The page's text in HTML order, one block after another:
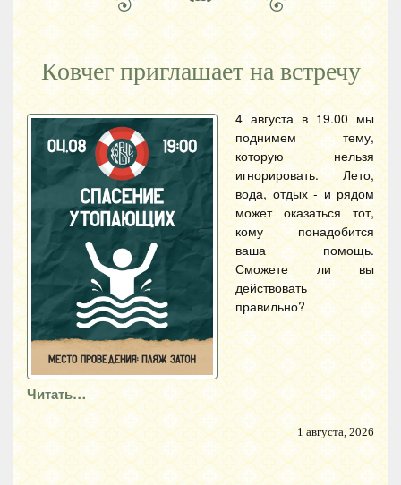
Ковчег приглашает на встречу
4 августа в 19.00 мы
поднимем тему,
которую нельзя
игнорировать. Лето,
вода, отдых - и рядом
может оказаться тот,
кому понадобится
ваша помощь.
Сможете ли вы
действовать
правильно?
Читать…
1 августа, 2026